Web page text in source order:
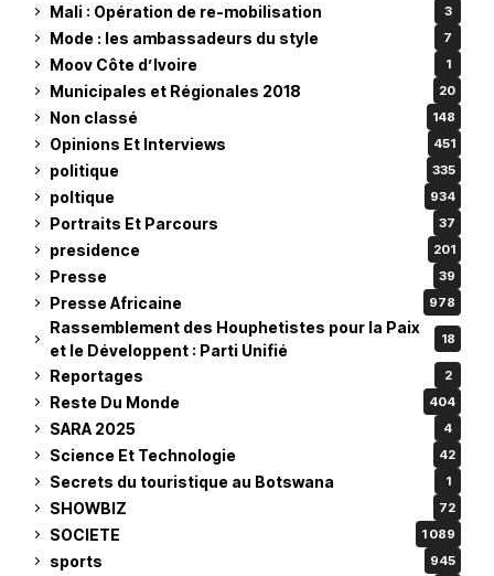
Mali : Opération de re-mobilisation 3
Mode : les ambassadeurs du style 7
Moov Côte d’Ivoire 1
Municipales et Régionales 2018 20
Non classé 148
Opinions Et Interviews 451
politique 335
poltique 934
Portraits Et Parcours 37
presidence 201
Presse 39
Presse Africaine 978
Rassemblement des Houphetistes pour la Paix
et le Développent : Parti Unifié
18
Reportages 2
Reste Du Monde 404
SARA 2025 4
Science Et Technologie 42
Secrets du touristique au Botswana 1
SHOWBIZ 72
SOCIETE 1 089
sports 945